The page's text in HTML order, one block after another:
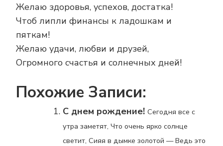
Желаю здоровья, успехов, достатка!
Чтоб липли финансы к ладошкам и
пяткам!
Желаю удачи, любви и друзей,
Огромного счастья и солнечных дней!
Похожие Записи:
С днем рождение! Сегодня все с
утра заметят, Что очень ярко солнце
светит, Сияя в дымке золотой — Ведь это